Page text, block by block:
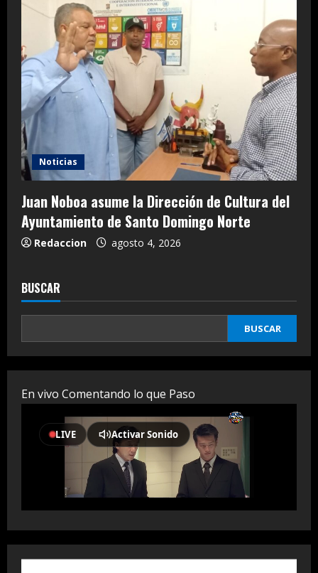
Noticias
Juan Noboa asume la Dirección de Cultura del
Ayuntamiento de Santo Domingo Norte
Redaccion agosto 4, 2026
BUSCAR
BUSCAR
En vivo Comentando lo que Paso